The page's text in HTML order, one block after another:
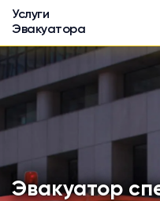
Услуги
Эвакуатора
Эвакуатор